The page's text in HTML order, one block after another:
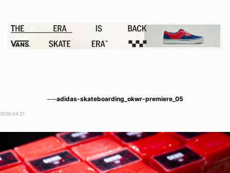
──adidas-skateboarding_okwr-premiere_05
2026.04.27